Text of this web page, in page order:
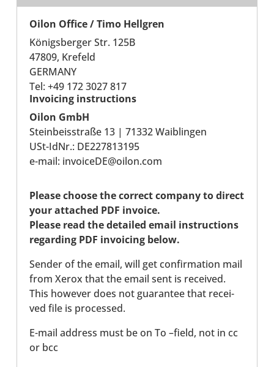
Oilon Office / Timo Hell­gren
Königs­ber­ger Str. 125B
47809, Krefeld
GERMANY
Tel: +49 172 3027 817
Invoi­cing inst­ruc­tions
Oilon GmbH
Stein­beis­straße 13 | 71332 Waib­lin­gen
USt-​IdNr.: DE227813195
e-mail: invoi­ceDE@oilon.com
Please choose the correct company to direct
your atta­ched PDF invoice.
Please read the detailed email inst­ruc­tions
regar­ding PDF invoi­cing below.
Sender of the email, will get con­fir­ma­tion mail
from Xerox that the email sent is recei­ved.
This however does not gua­ran­tee that recei­
ved file is pro­ces­sed.
E-mail address must be on To –field, not in cc
or bcc